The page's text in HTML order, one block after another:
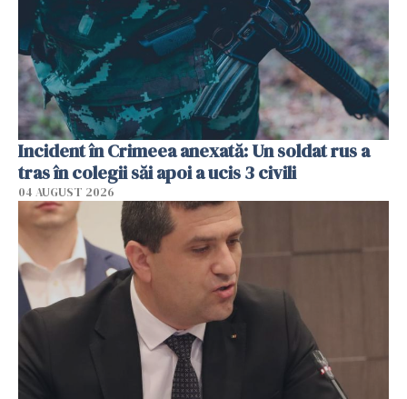
Incident în Crimeea anexată: Un soldat rus a
tras în colegii săi apoi a ucis 3 civili
04 AUGUST 2026